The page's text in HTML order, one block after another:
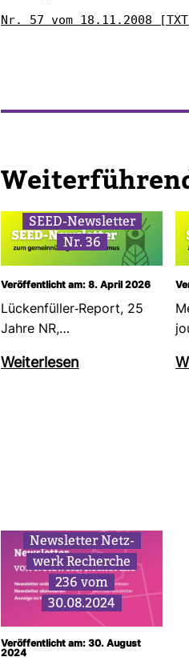
Nr. 57 vom 18.11.2008
SEED-​News­letter
Nr. 36
Veröffentlicht am: 8. April 2026
Lücken­füller-​Report, 25
Jahre NR,…
Wei­ter­lesen
News­letter Netz­
werk Recherche
236 vom
30.08.2024
Veröffentlicht am: 30. August
2024